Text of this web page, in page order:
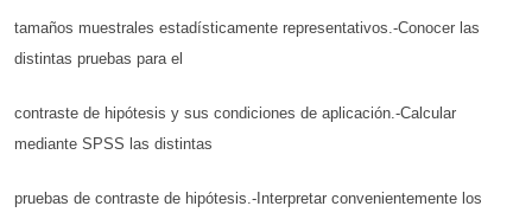
tamaños muestrales estadísticamente representativos.-Conocer las
distintas pruebas para el
contraste de hipótesis y sus condiciones de aplicación.-Calcular
mediante SPSS las distintas
pruebas de contraste de hipótesis.-Interpretar convenientemente los